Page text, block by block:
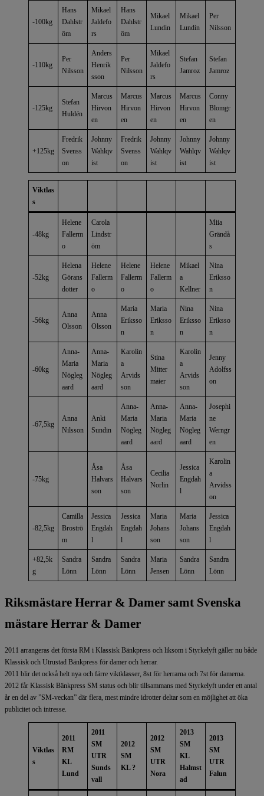
-100kg
Hans
Dahlstr
öm
Mikael
Jaldefo
rs
Hans
Dahlstr
öm
Mikael
Lundin
Mikael
Lundin
Per
Nilsson
-110kg
Per
Nilsson
Anders
Henrik
sson
Per
Nilsson
Mikael
Jaldefo
rs
Stefan
Jamroz
Stefan
Jamroz
-125kg
Stefan
Huldén
Marcus
Hirvon
en
Marcus
Hirvon
en
Marcus
Hirvon
en
Marcus
Hirvon
en
Conny
Blomgr
en
+125kg
Fredrik
Svenss
on
Johnny
Wahlqv
ist
Fredrik
Svenss
on
Johnny
Wahlqv
ist
Johnny
Wahlqv
ist
Johnny
Wahlqv
ist
Viktlas
s
-48kg
Helene
Fallerm
o
Carola
Lindstr
öm
Miia
Grändå
s
-52kg
Helena
Görans
dotter
Helene
Fallerm
o
Helene
Fallerm
o
Helene
Fallerm
o
Mikael
a
Kellner
Nina
Eriksso
n
-56kg
Anna
Olsson
Anna
Olsson
Maria
Eriksso
n
Maria
Eriksso
n
Nina
Eriksso
n
Nina
Eriksso
n
-60kg
Anna-
Maria
Nögleg
aard
Anna-
Maria
Nögleg
aard
Karolin
a
Arvids
son
Stina
Mitter
maier
Karolin
a
Arvids
son
Jenny
Adolfss
on
-67,5kg
Anna
Nilsson
Anki
Sundin
Anna-
Maria
Nögleg
aard
Anna-
Maria
Nögleg
aard
Anna-
Maria
Nögleg
aard
Josephi
ne
Werngr
en
-75kg
Åsa
Halvars
son
Åsa
Halvars
son
Cecilia
Norlin
Jessica
Engdah
l
Karolin
a
Arvidss
on
-82,5kg
Camilla
Broströ
m
Jessica
Engdah
l
Jessica
Engdah
l
Maria
Johans
son
Maria
Johans
son
Jessica
Engdah
l
+82,5k
g
Sandra
Lönn
Sandra
Lönn
Sandra
Lönn
Maria
Jensen
Sandra
Lönn
Sandra
Lönn
Riksmästare Herrar & Damer samt Svenska
mästare Herrar & Damer
2011 arrangeras det första RM i Klassisk Bänkpress och liksom i Styrkelyft gäller nu både
Klassisk och Utrustad Bänkpress för damer och herrar.
2011 blir det också helt nya och färre viktklasser, 8st för herrarna och 7st för damerna.
2012 får Klassisk Bänkpress SM status och blir tillsammans med Styrkelyft under ett antal
år en del av ”SM-veckan” där flera, mest mindre idrotter deltar som en möjlighet att öka
publicitet och intresse.
Viktlas
s
2011
RM
KL
Lund
2011
SM
UTR
Sunds
vall
2012
SM
KL ?
2012
SM
UTR
Nora
2013
SM
KL
Halmst
ad
2013
SM
UTR
Falun